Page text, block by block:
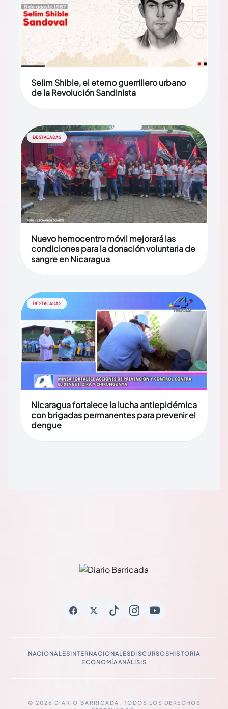
Selim Shible, el eterno guerrillero urbano
de la Revolución Sandinista
DESTACADAS
Nuevo hemocentro móvil mejorará las
condiciones para la donación voluntaria de
sangre en Nicaragua
DESTACADAS
Nicaragua fortalece la lucha antiepidémica
con brigadas permanentes para prevenir el
dengue
NACIONALESINTERNACIONALESDISCURSOSHISTORIA
ECONOMÍAANÁLISIS
© 2026 DIARIO BARRICADA. TODOS LOS DERECHOS